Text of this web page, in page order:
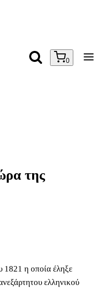
0
της
1821 η οποία έληξε
ελληνικού